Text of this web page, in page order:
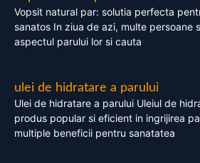
Vopsit natural par: solutia perfecta
sanatos In ziua de azi, multe persoane
aspectul parului lor si cauta
ulei de hidratare a parului
Ulei de hidratare a parului Uleiul de
produs popular si eficient in ingrijirea
multiple beneficii pentru sanatatea